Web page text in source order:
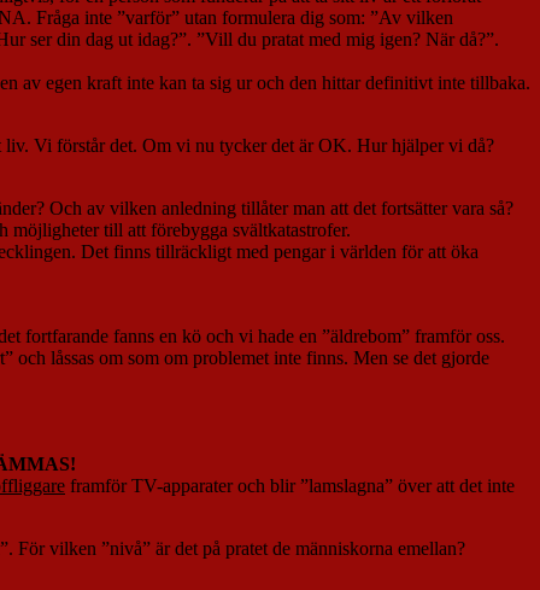
Fråga inte ”varför” utan formulera dig som: ”Av vilken
ser din dag ut idag?”. ”Vill du pratat med mig igen? När då?”.
av egen kraft inte kan ta sig ur och den hittar definitivt inte tillbaka.
liv. Vi förstår det. Om vi nu tycker det är OK. Hur hjälper vi då?
Och av vilken anledning tillåter man att det fortsätter vara så?
möjligheter till att förebygga svältkatastrofer.
Det finns tillräckligt med pengar i världen för att öka
fortfarande fanns en kö och vi hade en ”äldrebom” framför oss.
och låssas om som om problemet inte finns. Men se det gjorde
framför TV-apparater och blir ”lamslagna” över att det inte
För vilken ”nivå” är det på pratet de människorna emellan?